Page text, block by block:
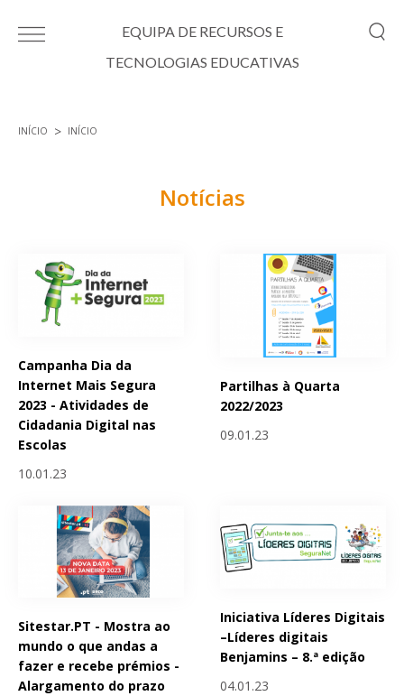
EQUIPA DE RECURSOS E
TECNOLOGIAS EDUCATIVAS
INÍCIO INÍCIO
Notícias
Campanha Dia da
Internet Mais Segura
2023 - Atividades de
Cidadania Digital nas
Escolas
10.01.23
Partilhas à Quarta
2022/2023
09.01.23
Sitestar.PT - Mostra ao
mundo o que andas a
fazer e recebe prémios -
Alargamento do prazo
Iniciativa Líderes Digitais
–Líderes digitais
Benjamins – 8.ª edição
04.01.23
Páginas